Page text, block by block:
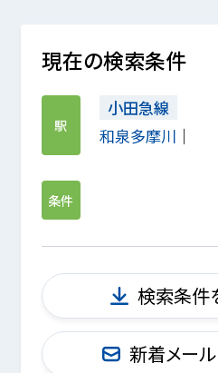
現在の検索条件
駅
小田急線
和泉多摩川
条件
検索条件
新着メー